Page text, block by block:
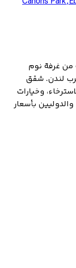
من غرفة نوم
لندن. شقق
للاسترخاء، وخيارات
بأسعار